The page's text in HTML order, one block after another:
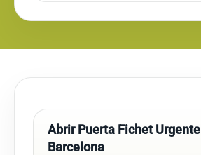
Abrir Puerta Fichet Urgente
Barcelona